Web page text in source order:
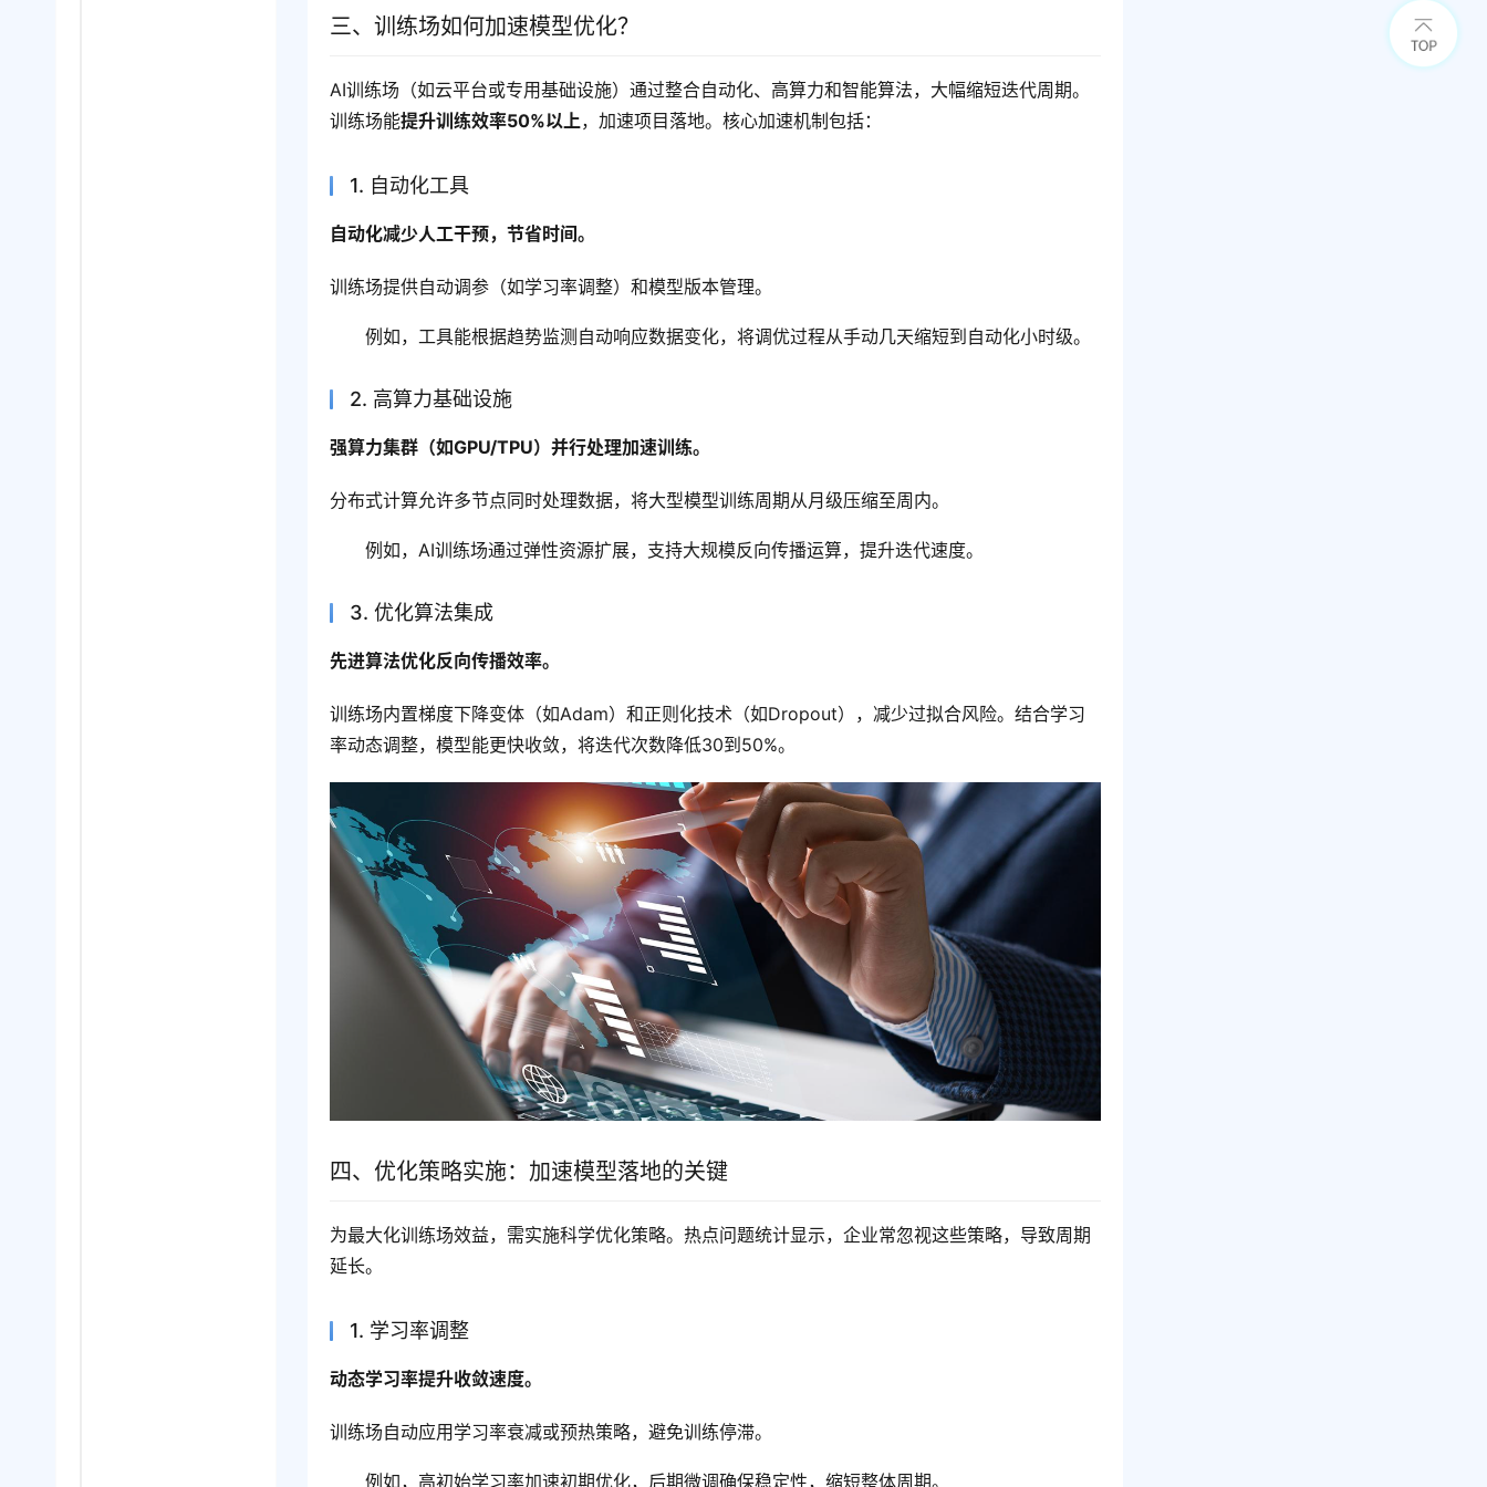
三、训练场如何加速模型优化？
AI训练场（如云平台或专用基础设施）通过整合自动化、高算力和智能算法，大幅缩短迭代周期。
训练场能提升训练效率50%以上，加速项目落地。核心加速机制包括：
1. 自动化工具
自动化减少人工干预，节省时间。
训练场提供自动调参（如学习率调整）和模型版本管理。
例如，工具能根据趋势监测自动响应数据变化，将调优过程从手动几天缩短到自动化小时级。
2. 高算力基础设施
强算力集群（如GPU/TPU）并行处理加速训练。
分布式计算允许多节点同时处理数据，将大型模型训练周期从月级压缩至周内。
例如，AI训练场通过弹性资源扩展，支持大规模反向传播运算，提升迭代速度。
3. 优化算法集成
先进算法优化反向传播效率。
训练场内置梯度下降变体（如Adam）和正则化技术（如Dropout），减少过拟合风险。结合学习
率动态调整，模型能更快收敛，将迭代次数降低30到50%。
四、优化策略实施：加速模型落地的关键
为最大化训练场效益，需实施科学优化策略。热点问题统计显示，企业常忽视这些策略，导致周期
延长。
1. 学习率调整
动态学习率提升收敛速度。
训练场自动应用学习率衰减或预热策略，避免训练停滞。
例如，高初始学习率加速初期优化，后期微调确保稳定性，缩短整体周期。